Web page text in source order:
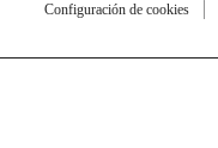
Configuración de cookies